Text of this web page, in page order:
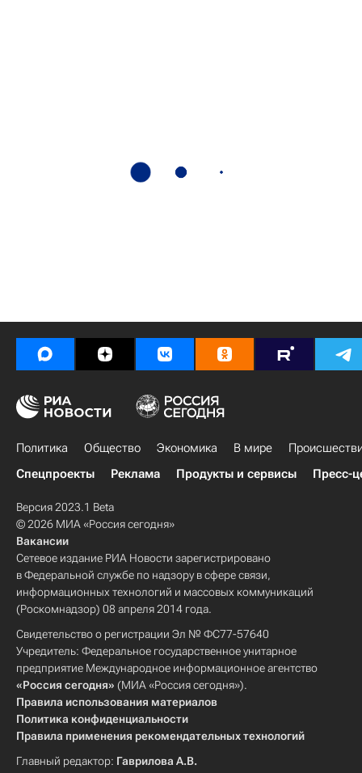
Политика Общество Экономика В мире
Спецпроекты
Реклама Продукты и сервисы Пресс-
Версия 2023.1 Beta
© 2026 МИА «Россия сегодня»
Вакансии
Сетевое издание РИА Новости зарегистрировано
в Федеральной службе по надзору в сфере связи,
информационных технологий и массовых коммуникаций
(Роскомнадзор) 08 апреля 2014 года.
Свидетельство о регистрации Эл № ФС77-57640
Учредитель: Федеральное государственное унитарное
предприятие Международное информационное агентство
«Россия сегодня» (МИА «Россия сегодня»).
Правила использования материалов
Политика конфиденциальности
Правила применения рекомендательных технологий
Главный редактор: Гаврилова А.В.